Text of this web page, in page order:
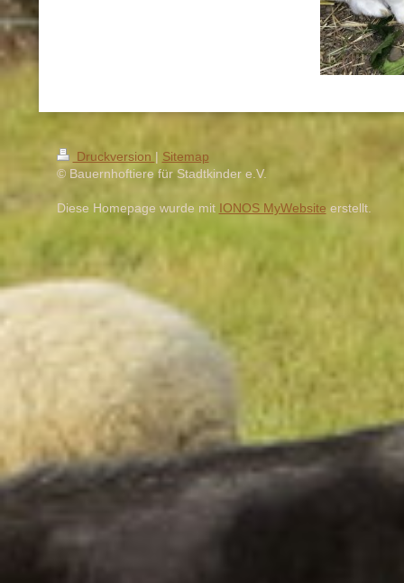
Druckversion | Sitemap
© Bauernhoftiere für Stadtkinder e.V.
Diese Homepage wurde mit IONOS MyWebsite erstellt.